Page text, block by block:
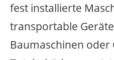
fest installierte
transportable
Baumaschinen oder